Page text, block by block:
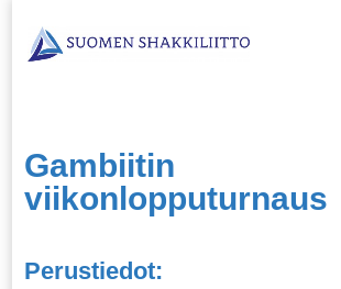
Gambiitin
viikonlopputurnaus
Perustiedot: